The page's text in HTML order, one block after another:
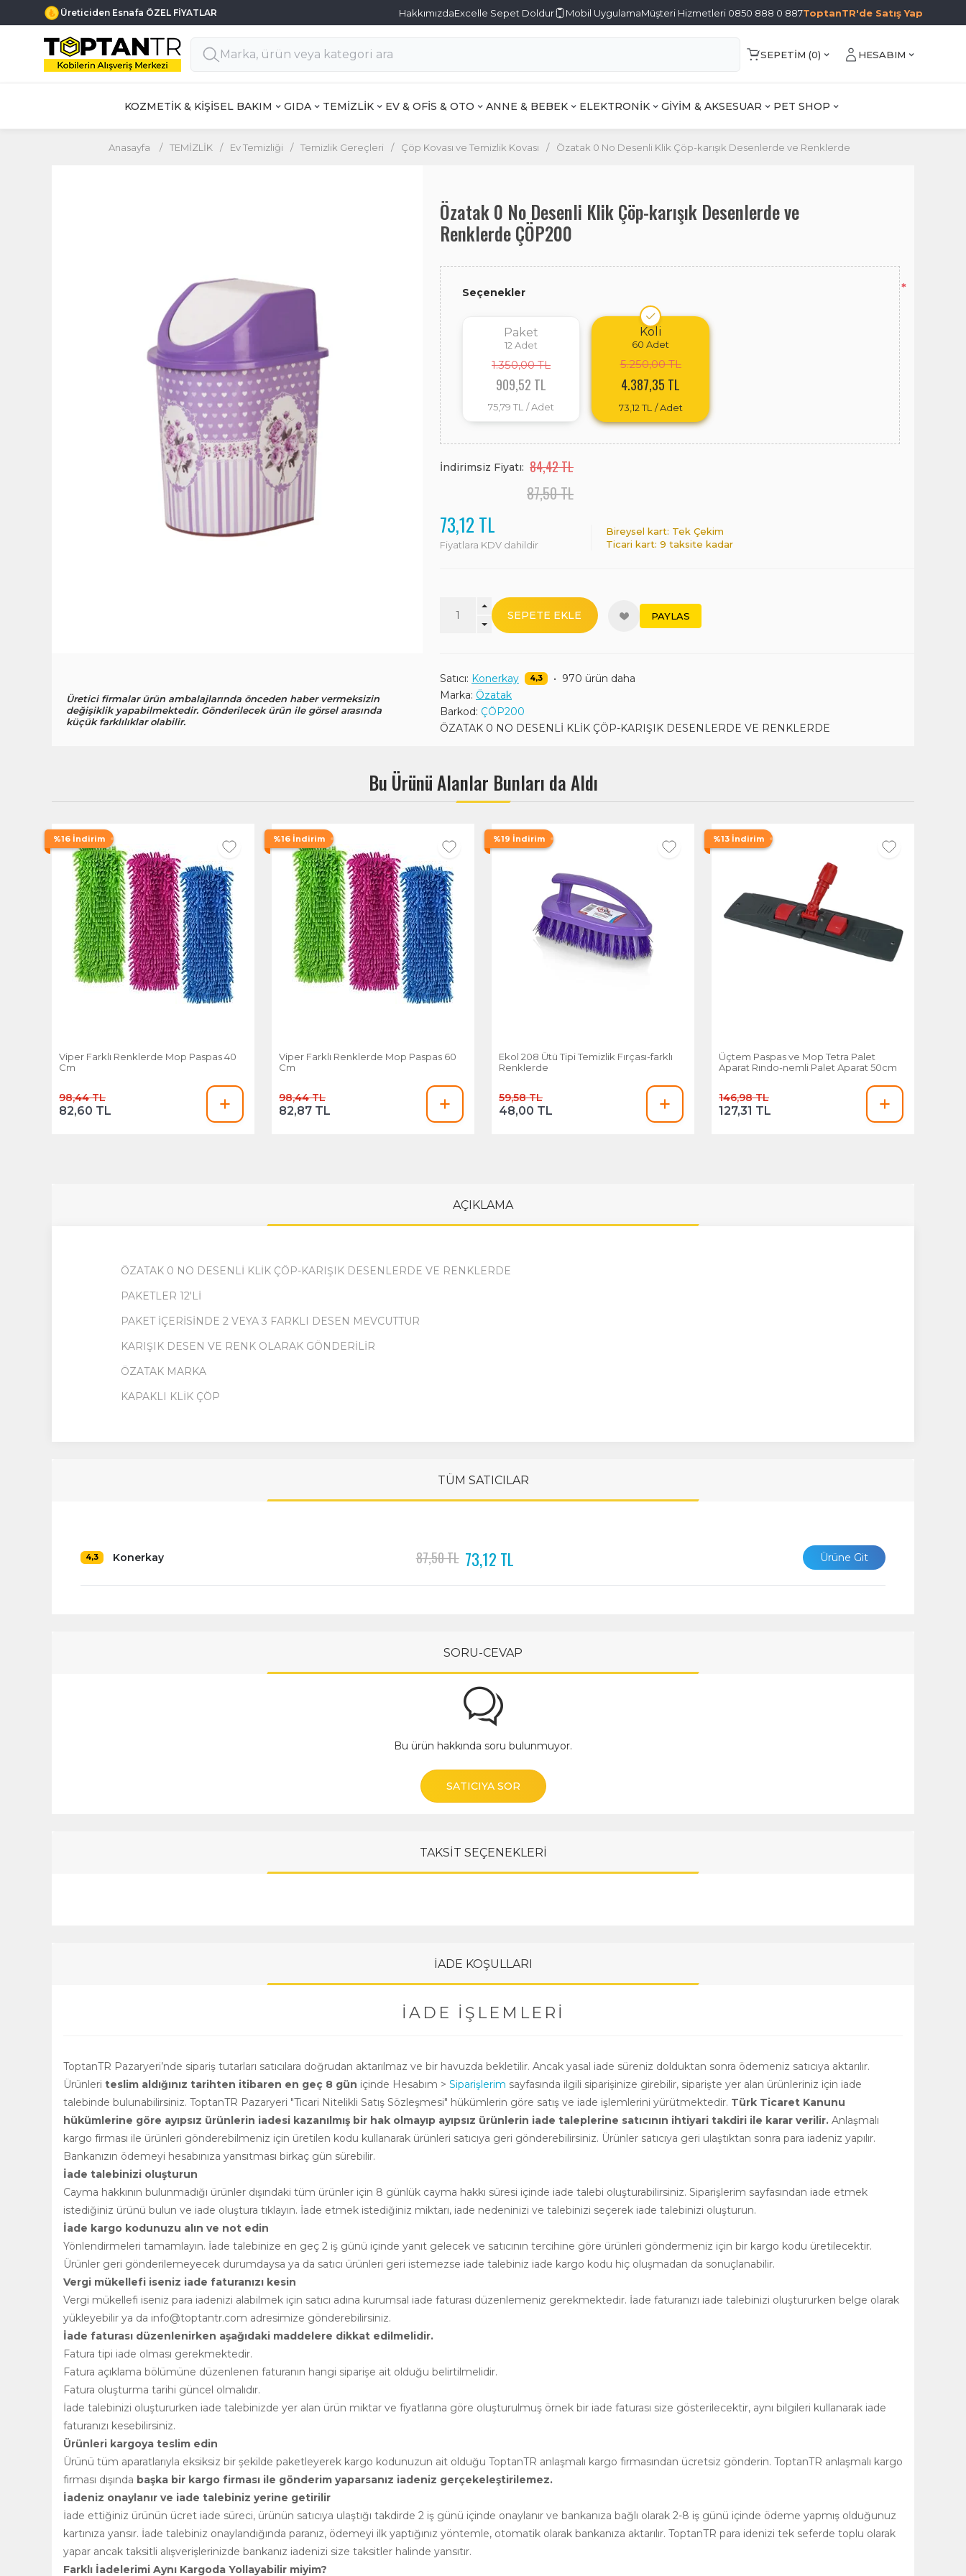
Üreticiden Esnafa ÖZEL FİYATLAR HakkımızdaExcelle Sepet Doldur Mobil UygulamaMüşteri Hizmetleri 0850 888 0 887ToptanTR'de Satış Yap
SEPETIM (0) HESABIM
KOZMETİK & KİŞİSEL BAKIM GIDA TEMİZLİK EV & OFİS & OTO ANNE & BEBEK ELEKTRONİK GİYİM & AKSESUAR PET SHOP
Anasayfa / TEMİZLİK / Ev Temizliği / Temizlik Gereçleri / Çöp Kovası ve Temizlik Kovası / Özatak 0 No Desenli Klik Çöp-karışık Desenlerde ve Renklerde
Üretici firmalar ürün ambalajlarında önceden haber vermeksizin
değişiklik yapabilmektedir. Gönderilecek ürün ile görsel arasında
küçük farklılıklar olabilir.
Özatak 0 No Desenli Klik Çöp-karışık Desenlerde ve
Renklerde ÇÖP200
Seçenekler *
Paket
12 Adet
1.350,00 TL
909,52 TL
75,79 TL / Adet
Koli
60 Adet
5.250,00 TL
4.387,35 TL
73,12 TL / Adet
İndirimsiz Fiyatı: 84,42 TL
87,50 TL
73,12 TL
Fiyatlara KDV dahildir
Bireysel kart: Tek Çekim
Ticari kart: 9 taksite kadar
SEPETE EKLE PAYLAS
Satıcı: Konerkay 4,3 • 970 ürün daha
Marka: Özatak
Barkod: ÇÖP200
ÖZATAK 0 NO DESENLİ KLİK ÇÖP-KARIŞIK DESENLERDE VE RENKLERDE
Bu Ürünü Alanlar Bunları da Aldı
%16 İndirim
Viper Farklı Renklerde Mop Paspas 40
Cm
98,44 TL
82,60 TL
%16 İndirim
Viper Farklı Renklerde Mop Paspas 60
Cm
98,44 TL
82,87 TL
%19 İndirim
Ekol 208 Ütü Tipi Temizlik Fırçası-farklı
Renklerde
59,58 TL
48,00 TL
%13 İndirim
Üçtem Paspas ve Mop Tetra Palet
Aparat Rındo-nemli Palet Aparat 50cm
146,98 TL
127,31 TL
AÇIKLAMA
ÖZATAK 0 NO DESENLİ KLİK ÇÖP-KARIŞIK DESENLERDE VE RENKLERDE
PAKETLER 12'Lİ
PAKET İÇERİSİNDE 2 VEYA 3 FARKLI DESEN MEVCUTTUR
KARIŞIK DESEN VE RENK OLARAK GÖNDERİLİR
ÖZATAK MARKA
KAPAKLI KLİK ÇÖP
TÜM SATICILAR
4,3 Konerkay 87,50 TL 73,12 TL Ürüne Git
SORU-CEVAP
Bu ürün hakkında soru bulunmuyor.
SATICIYA SOR
TAKSİT SEÇENEKLERİ
İADE KOŞULLARI
İADE İŞLEMLERI
ToptanTR Pazaryeri’nde sipariş tutarları satıcılara doğrudan aktarılmaz ve bir havuzda bekletilir. Ancak yasal iade süreniz dolduktan sonra ödemeniz satıcıya aktarılır.
Ürünleri teslim aldığınız tarihten itibaren en geç 8 gün içinde Hesabım > Siparişlerim sayfasında ilgili siparişinize girebilir, siparişte yer alan ürünleriniz için iade
talebinde bulunabilirsiniz. ToptanTR Pazaryeri "Ticari Nitelikli Satış Sözleşmesi" hükümlerin göre satış ve iade işlemlerini yürütmektedir. Türk Ticaret Kanunu
hükümlerine göre ayıpsız ürünlerin iadesi kazanılmış bir hak olmayıp ayıpsız ürünlerin iade taleplerine satıcının ihtiyari takdiri ile karar verilir. Anlaşmalı
kargo firması ile ürünleri gönderebilmeniz için üretilen kodu kullanarak ürünleri satıcıya geri gönderebilirsiniz. Ürünler satıcıya geri ulaştıktan sonra para iadeniz yapılır.
Bankanızın ödemeyi hesabınıza yansıtması birkaç gün sürebilir.
İade talebinizi oluşturun
Cayma hakkının bulunmadığı ürünler dışındaki tüm ürünler için 8 günlük cayma hakkı süresi içinde iade talebi oluşturabilirsiniz. Siparişlerim sayfasından iade etmek
istediğiniz ürünü bulun ve iade oluştura tıklayın. İade etmek istediğiniz miktarı, iade nedeninizi ve talebinizi seçerek iade talebinizi oluşturun.
İade kargo kodunuzu alın ve not edin
Yönlendirmeleri tamamlayın. İade talebinize en geç 2 iş günü içinde yanıt gelecek ve satıcının tercihine göre ürünleri göndermeniz için bir kargo kodu üretilecektir.
Ürünler geri gönderilemeyecek durumdaysa ya da satıcı ürünleri geri istemezse iade talebiniz iade kargo kodu hiç oluşmadan da sonuçlanabilir.
Vergi mükellefi iseniz iade faturanızı kesin
Vergi mükellefi iseniz para iadenizi alabilmek için satıcı adına kurumsal iade faturası düzenlemeniz gerekmektedir. İade faturanızı iade talebinizi oluştururken belge olarak
yükleyebilir ya da info@toptantr.com adresimize gönderebilirsiniz.
İade faturası düzenlenirken aşağıdaki maddelere dikkat edilmelidir.
Fatura tipi iade olması gerekmektedir.
Fatura açıklama bölümüne düzenlenen faturanın hangi siparişe ait olduğu belirtilmelidir.
Fatura oluşturma tarihi güncel olmalıdır.
İade talebinizi oluştururken iade talebinizde yer alan ürün miktar ve fiyatlarına göre oluşturulmuş örnek bir iade faturası size gösterilecektir, aynı bilgileri kullanarak iade
faturanızı kesebilirsiniz.
Ürünleri kargoya teslim edin
Ürünü tüm aparatlarıyla eksiksiz bir şekilde paketleyerek kargo kodunuzun ait olduğu ToptanTR anlaşmalı kargo firmasından ücretsiz gönderin. ToptanTR anlaşmalı kargo
firması dışında başka bir kargo firması ile gönderim yaparsanız iadeniz gerçekeleştirilemez.
İadeniz onaylanır ve iade talebiniz yerine getirilir
İade ettiğiniz ürünün ücret iade süreci, ürünün satıcıya ulaştığı takdirde 2 iş günü içinde onaylanır ve bankanıza bağlı olarak 2-8 iş günü içinde ödeme yapmış olduğunuz
kartınıza yansır. İade talebiniz onaylandığında paranız, ödemeyi ilk yaptığınız yöntemle, otomatik olarak bankanıza aktarılır. ToptanTR para idenizi tek seferde toplu olarak
yapar ancak taksitli alışverişlerinizde bankanız iadenizi size taksitler halinde yansıtır.
Farklı İadelerimi Aynı Kargoda Yollayabilir miyim?